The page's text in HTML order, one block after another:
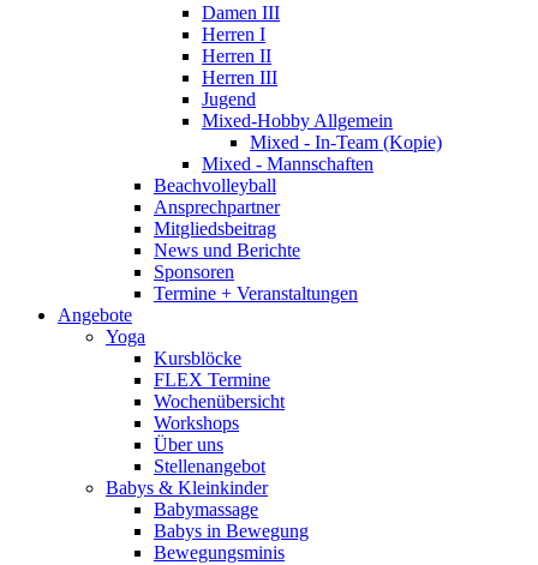
Damen III
Herren I
Herren II
Herren III
Jugend
Mixed-Hobby Allgemein
Mixed - In-Team (Kopie)
Mixed - Mannschaften
Beachvolleyball
Ansprechpartner
Mitgliedsbeitrag
News und Berichte
Sponsoren
Termine + Veranstaltungen
Angebote
Yoga
Kursblöcke
FLEX Termine
Wochenübersicht
Workshops
Über uns
Stellenangebot
Babys & Kleinkinder
Babymassage
Babys in Bewegung
Bewegungsminis